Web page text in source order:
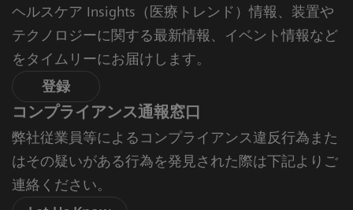
ヘルスケア Insights（医療トレンド）情報、装置や
テクノロジーに関する最新情報、イベント情報など
をタイムリーにお届けします。
登録
コンプライアンス通報窓口
弊社従業員等によるコンプライアンス違反行為また
はその疑いがある行為を発見された際は下記よりご
連絡ください。